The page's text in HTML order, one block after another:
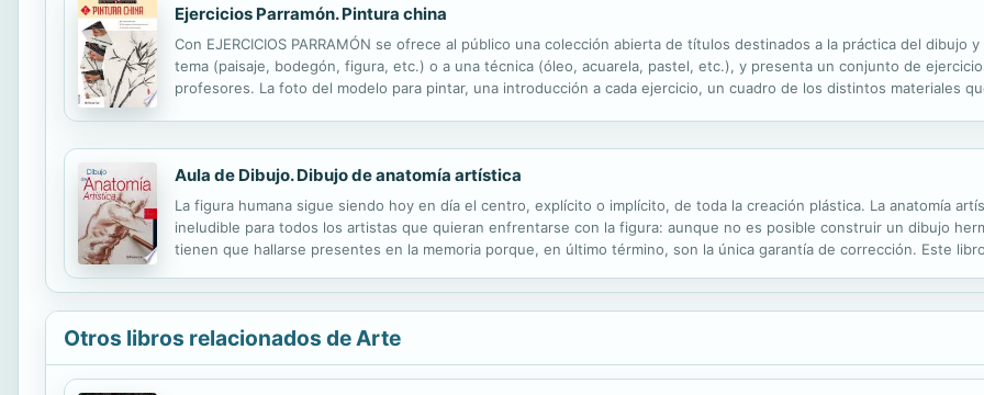
Ejercicios Parramón. Pintura china
Con EJERCICIOS PARRAMÓN se ofrece al público una colección abierta de títulos destinados a la práctica del dibujo
tema (paisaje, bodegón, figura, etc.) o a una técnica (óleo, acuarela, pastel, etc.), y presenta un conjunto de
profesores. La foto del modelo para pintar, una introducción a cada ejercicio, un cuadro de los distintos materiales
Aula de Dibujo. Dibujo de anatomía artística
La figura humana sigue siendo hoy en día el centro, explícito o implícito, de toda la creación plástica. La anatomía
ineludible para todos los artistas que quieran enfrentarse con la figura: aunque no es posible construir un dibujo
tienen que hallarse presentes en la memoria porque, en último término, son la única garantía de corrección. Este
Otros libros relacionados de Arte